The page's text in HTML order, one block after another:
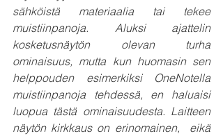
sähköistä materiaalia tai tekee
muistiinpanoja. Aluksi ajattelin
kosketusnäytön olevan turha
ominaisuus, mutta kun huomasin sen
helppouden esimerkiksi OneNotella
muistiinpanoja tehdessä, en haluaisi
luopua tästä ominaisuudesta. Laitteen
näytön kirkkaus on erinomainen,  eikä